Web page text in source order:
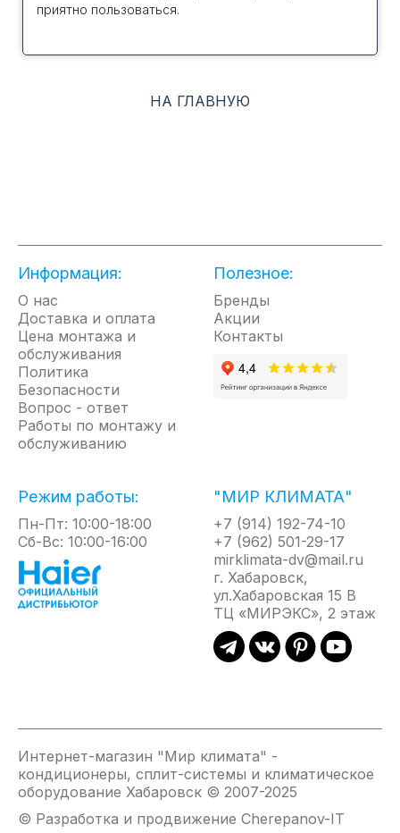
приятно пользоваться.
НА ГЛАВНУЮ
Информация:
О нас
Доставка и оплата
Цена монтажа и
обслуживания
Политика
Безопасности
Вопрос - ответ
Работы по монтажу и
обслуживанию
Полезное:
Бренды
Акции
Контакты
Режим работы:
Пн-Пт: 10:00-18:00
Сб-Вс: 10:00-16:00
"МИР КЛИМАТА"
+7 (914) 192-74-10
+7 (962) 501-29-17
mirklimata-dv@mail.ru
г. Хабаровск,
ул.Хабаровская 15 В
ТЦ «МИРЭКС», 2 этаж
Интернет-магазин "Мир климата" -
кондиционеры, сплит-системы и климатическое
оборудование Хабаровск © 2007-2025
© Разработка и продвижение Cherepanov-IT